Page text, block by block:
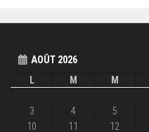
AOÛT 2026
L
M M
3
4 5
10
11 12